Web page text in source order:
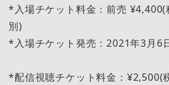
*入場チケット料金：前売
別)
*入場チケット発売：2021年3月6
*配信視聴チケット料金：